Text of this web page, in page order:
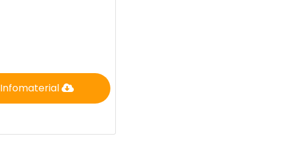
Infomaterial